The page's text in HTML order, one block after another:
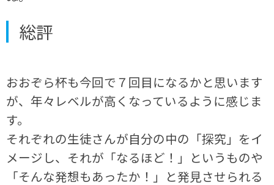
総評
おおぞら杯も今回で７回目になるかと思います
が、年々レベルが高くなっているように感じま
す。
それぞれの生徒さんが自分の中の「探究」をイ
メージし、それが「なるほど！」というものや
「そんな発想もあったか！」と発見させられる